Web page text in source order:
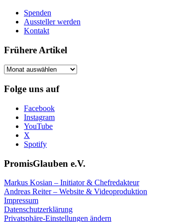
Spenden
Aussteller werden
Kontakt
Frühere Artikel
Frühere
Folge uns auf
Facebook
Instagram
YouTube
X
Spotify
PromisGlauben e.V.
Markus Kosian – Initiator & Chefredakteur
Andreas Reiter – Website & Videoproduktion
Impressum
Datenschutzerklärung
Privatsphäre-Einstellungen ändern